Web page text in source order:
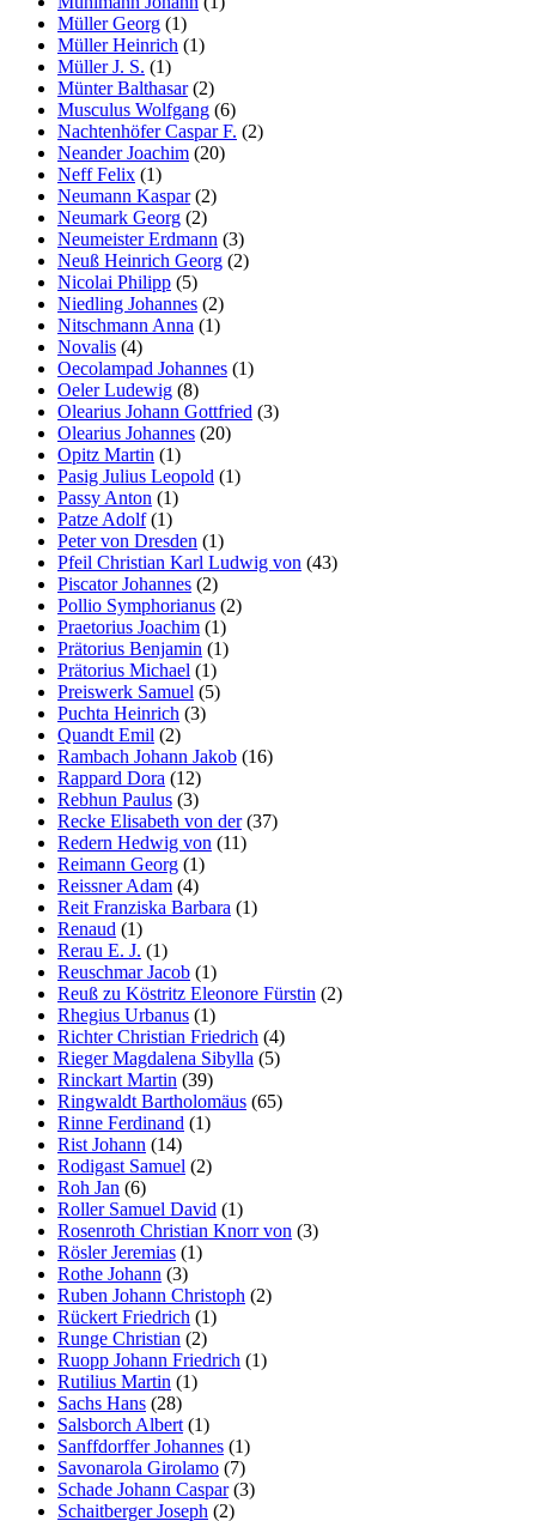
Müller Georg (1)
Müller Heinrich (1)
Müller J. S. (1)
Münter Balthasar(2)
Musculus Wolfgang (6)
Nachtenhöfer Caspar F. (2)
Neander Joachim (20)
Neff Felix (1)
Neumann Kaspar(2)
Neumark Georg (2)
Neumeister Erdmann (3)
Neuß Heinrich Georg (2)
Nicolai Philipp (5)
Niedling Johannes (2)
Nitschmann Anna (1)
Novalis (4)
Oecolampad Johannes (1)
Oeler Ludewig (8)
Olearius Johann Gottfried (3)
Olearius Johannes (20)
Opitz Martin (1)
Pasig Julius Leopold (1)
Passy Anton (1)
Patze Adolf(1)
Peter von Dresden (1)
Pfeil Christian Karl Ludwig von (43)
Piscator Johannes (2)
Pollio Symphorianus (2)
Praetorius Joachim (1)
Prätorius Benjamin (1)
Prätorius Michael (1)
Preiswerk Samuel (5)
Puchta Heinrich (3)
Quandt Emil (2)
Rambach Johann Jakob (16)
Rappard Dora (12)
Rebhun Paulus (3)
Recke Elisabeth von der(37)
Redern Hedwig von (11)
Reimann Georg (1)
Reissner Adam (4)
Reit Franziska Barbara (1)
Renaud (1)
Rerau E. J. (1)
Reuschmar Jacob (1)
Reuß zu Köstritz Eleonore Fürstin (2)
Rhegius Urbanus (1)
Richter Christian Friedrich (4)
Rieger Magdalena Sibylla (5)
Rinckart Martin (39)
Ringwaldt Bartholomäus (65)
Rinne Ferdinand (1)
Rist Johann (14)
Rodigast Samuel (2)
Roh Jan (6)
Roller Samuel David (1)
Rosenroth Christian Knorr von (3)
Rösler Jeremias (1)
Rothe Johann (3)
Ruben Johann Christoph (2)
Rückert Friedrich (1)
Runge Christian (2)
Ruopp Johann Friedrich (1)
Rutilius Martin (1)
Sachs Hans (28)
Salsborch Albert (1)
Sanffdorffer Johannes (1)
Savonarola Girolamo (7)
Schade Johann Caspar(3)
Schaitberger Joseph (2)